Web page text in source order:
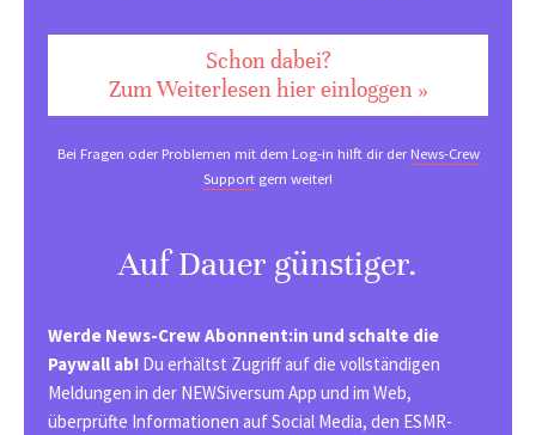
Schon dabei?
Zum Weiterlesen hier einloggen »
Bei Fragen oder Problemen mit dem Log-in hilft dir derNews-Crew
Support gern weiter!
Auf Dauer günstiger.
Werde News-Crew Abonnent:in und schalte die
Paywall ab! Du erhältst Zugriff auf die vollständigen
Meldungen in der NEWSiversum App und im Web,
überprüfte Informationen auf Social Media, den ESMR-